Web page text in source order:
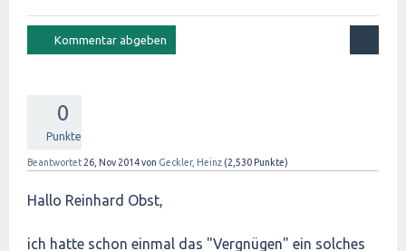
0
Punkte
Beantwortet 26, Nov 2014von Geckler, Heinz (2,530 Punkte)
Hallo Reinhard Obst,
ich hatte schon einmal das "Vergnügen" ein solches